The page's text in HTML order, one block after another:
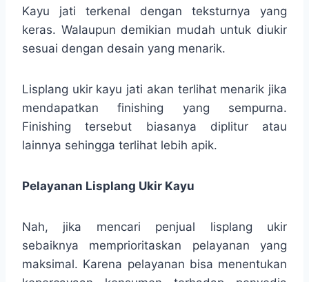
Kayu jati terkenal dengan teksturnya yang
keras. Walaupun demikian mudah untuk diukir
sesuai dengan desain yang menarik.
Lisplang ukir kayu jati akan terlihat menarik jika
mendapatkan finishing yang sempurna.
Finishing tersebut biasanya diplitur atau
lainnya sehingga terlihat lebih apik.
Pelayanan Lisplang Ukir Kayu
Nah, jika mencari penjual lisplang ukir
sebaiknya memprioritaskan pelayanan yang
maksimal. Karena pelayanan bisa menentukan